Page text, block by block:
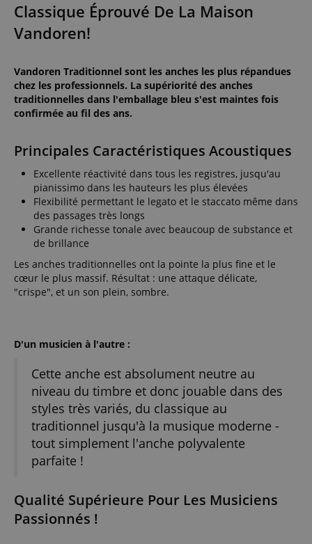
Classique Éprouvé De La Maison
Vandoren!
Vandoren Traditionnel sont les anches les plus répandues
chez les professionnels. La supériorité des anches
traditionnelles dans l'emballage bleu s'est maintes fois
confirmée au fil des ans.
Principales Caractéristiques Acoustiques
Excellente réactivité dans tous les registres, jusqu'au
pianissimo dans les hauteurs les plus élevées
Flexibilité permettant le legato et le staccato même dans
des passages très longs
Grande richesse tonale avec beaucoup de substance et
de brillance
Les anches traditionnelles ont la pointe la plus fine et le
cœur le plus massif. Résultat : une attaque délicate,
"crispe", et un son plein, sombre.
D'un musicien à l'autre :
Cette anche est absolument neutre au
niveau du timbre et donc jouable dans des
styles très variés, du classique au
traditionnel jusqu'à la musique moderne -
tout simplement l'anche polyvalente
parfaite !
Qualité Supérieure Pour Les Musiciens
Passionnés !